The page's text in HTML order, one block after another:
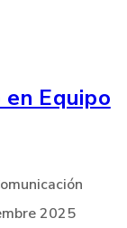
en Equipo
2025